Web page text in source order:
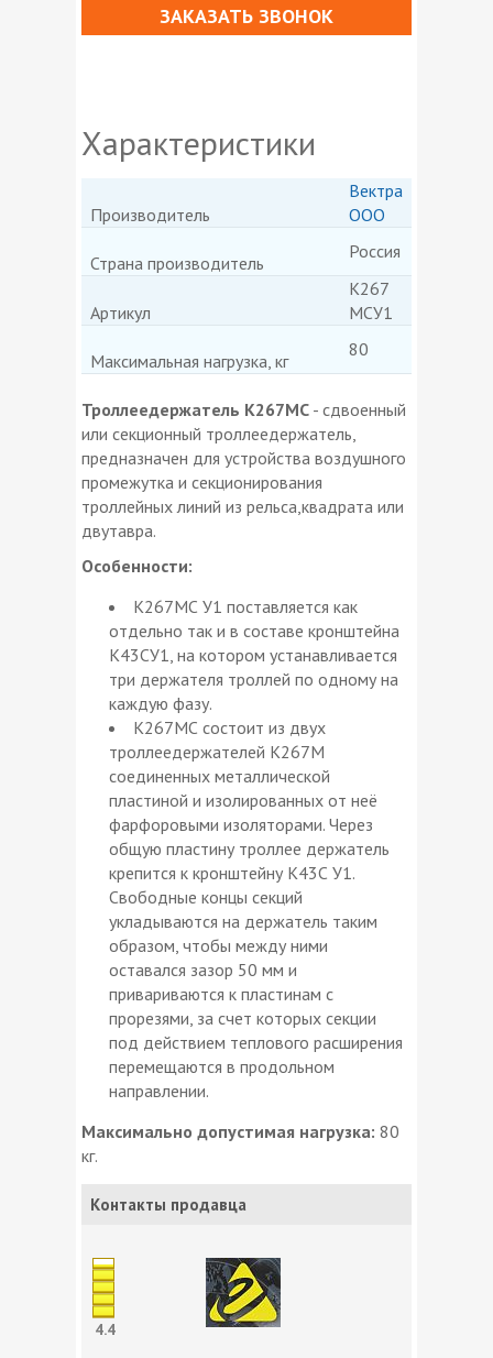
ЗАКАЗАТЬ ЗВОНОК
Характеристики
Производитель
Вектра
ООО
Страна производитель
Россия
Артикул
К267
МСУ1
Максимальная нагрузка, кг
80
Троллеедержатель К267МС - сдвоенный
или секционный троллеедержатель,
предназначен для устройства воздушного
промежутка и секционирования
троллейных линий из рельса,квадрата или
двутавра.
Особенности:
К267МС У1 поставляется как
отдельно так и в составе кронштейна
К43СУ1, на котором устанавливается
три держателя троллей по одному на
каждую фазу.
К267МС состоит из двух
троллеедержателей К267М
соединенных металлической
пластиной и изолированных от неё
фарфоровыми изоляторами. Через
общую пластину троллее держатель
крепится к кронштейну К43С У1.
Свободные концы секций
укладываются на держатель таким
образом, чтобы между ними
оставался зазор 50 мм и
привариваются к пластинам с
прорезями, за счет которых секции
под действием теплового расширения
перемещаются в продольном
направлении.
Максимально допустимая нагрузка: 80
кг.
Контакты продавца
4.4